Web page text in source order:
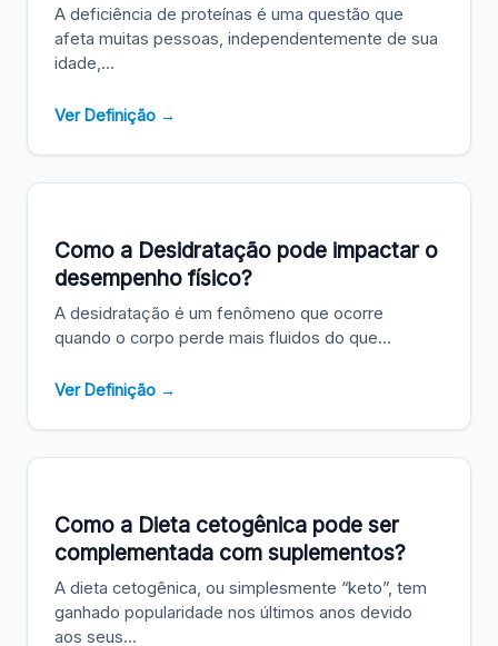
A deficiência de proteínas é uma questão que
afeta muitas pessoas, independentemente de sua
idade,...
Ver Definição →
Como a Desidratação pode impactar o
desempenho físico?
A desidratação é um fenômeno que ocorre
quando o corpo perde mais fluidos do que...
Ver Definição →
Como a Dieta cetogênica pode ser
complementada com suplementos?
A dieta cetogênica, ou simplesmente “keto”, tem
ganhado popularidade nos últimos anos devido
aos seus...